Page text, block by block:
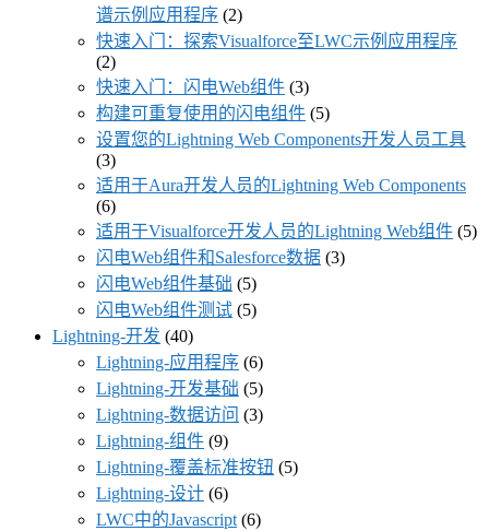
谱示例应用程序 (2)
快速入门：探索Visualforce至LWC示例应用程序
(2)
快速入门：闪电Web组件 (3)
构建可重复使用的闪电组件 (5)
设置您的Lightning Web Components开发人员工具
(3)
适用于Aura开发人员的Lightning Web Components
(6)
适用于Visualforce开发人员的Lightning Web组件 (5)
闪电Web组件和Salesforce数据 (3)
闪电Web组件基础 (5)
闪电Web组件测试 (5)
Lightning-开发 (40)
Lightning-应用程序 (6)
Lightning-开发基础 (5)
Lightning-数据访问 (3)
Lightning-组件 (9)
Lightning-覆盖标准按钮 (5)
Lightning-设计 (6)
LWC中的Javascript(6)